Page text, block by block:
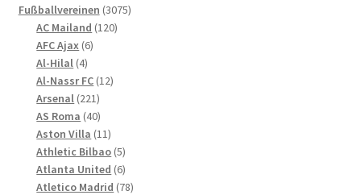
Fußballvereinen 30753075
AC Mailand 120120
AFC Ajax 66
Al-Hilal 44
Produkte
Al-Nassr FC 1212
Arsenal 221221
Produkte
AS Roma 4040
Produkte
Aston Villa 1111
Produkte
Athletic Bilbao 55
Produkte
Atlanta United 66
Produkte
Atletico Madrid 7878